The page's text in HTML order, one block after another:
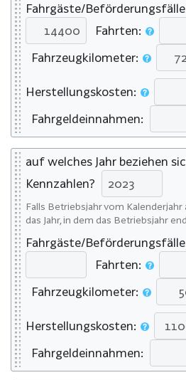
Fahrgäste/
Fahrten:
Fahrzeugkilometer:
Herstellungskosten:
Fahrgeldeinnahmen:
auf welches Jahr beziehen
Kennzahlen?
Falls Betriebsjahr vom Kalenderjahr
das Jahr, in dem das Betriebsjahr
Fahrgäste/
Fahrten:
Fahrzeugkilometer:
Herstellungskosten:
Fahrgeldeinnahmen: